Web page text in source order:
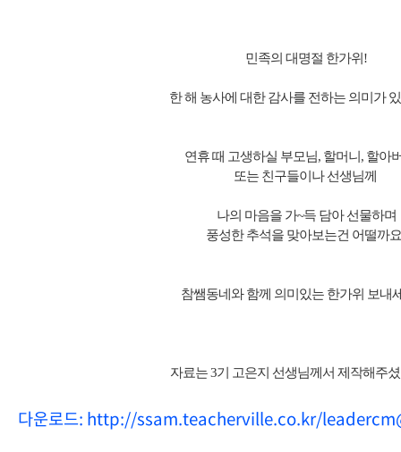
민족의 대명절 한가위!
한 해 농사에 대한 감사를 전하는 의미가
연휴 때 고생하실 부모님, 할머니, 할아
또는 친구들이나 선생님께
나의 마음을 가~득 담아 선물하며
풍성한 추석을 맞아보는건 어떨까
참쌤동네와 함께 의미있는 한가위 보내
자료는 3기 고은지 선생님께서 제작해주
다운로드: http://ssam.teacherville.co.kr/